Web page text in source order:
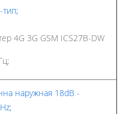
4G 3G GSM ICS27B-DW
наружная 18dB -